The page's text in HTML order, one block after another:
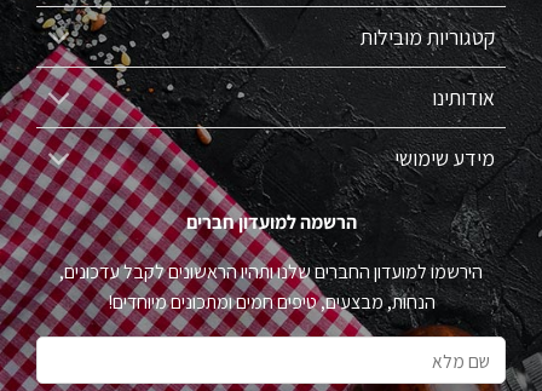
קטגוריות מובילות
אודותינו
מידע שימושי
הרשמה למועדון חברים
הירשמו למועדון החברים שלנו ותהיו הראשונים לקבל עדכונים,
הנחות, מבצעים, טיפים חמים ומתכונים מיוחדים!